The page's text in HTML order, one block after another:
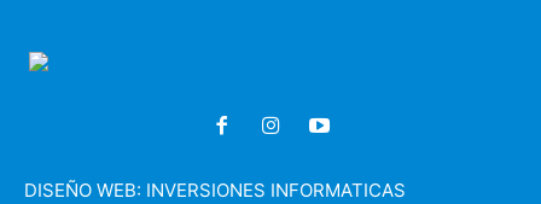
DISEÑO WEB: INVERSIONES INFORMATICAS